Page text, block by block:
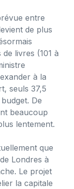
entre
de plus
livres (101 à
à la
seuls 37,5
De
beaucoup
lentement.
que
Londres à
Le projet
la capitale